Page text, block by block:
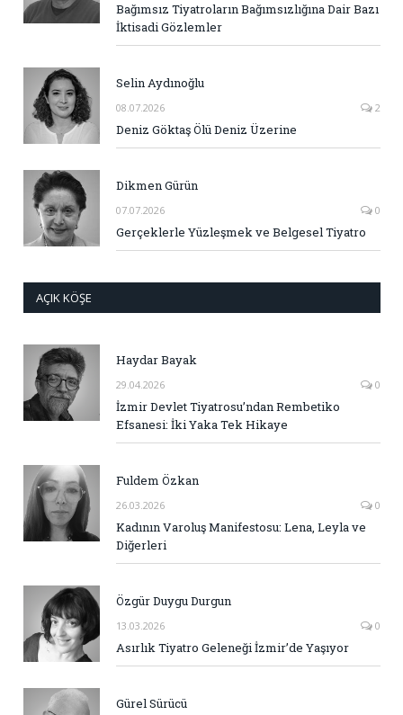
Bağımsız Tiyatroların Bağımsızlığına Dair Bazı
İktisadi Gözlemler
Selin Aydınoğlu
08.07.2026 2
Deniz Göktaş Ölü Deniz Üzerine
Dikmen Gürün
07.07.2026 0
Gerçeklerle Yüzleşmek ve Belgesel Tiyatro
AÇIK KÖŞE
Haydar Bayak
29.04.2026 0
İzmir Devlet Tiyatrosu’ndan Rembetiko
Efsanesi: İki Yaka Tek Hikaye
Fuldem Özkan
26.03.2026 0
Kadının Varoluş Manifestosu: Lena, Leyla ve
Diğerleri
Özgür Duygu Durgun
13.03.2026 0
Asırlık Tiyatro Geleneği İzmir’de Yaşıyor
Gürel Sürücü